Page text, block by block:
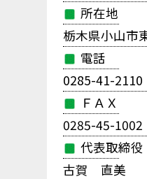
所在地
栃木県小山市
電話
0285-41-2110
ＦＡＸ
0285-45-1002
代表取締役
古賀 直美